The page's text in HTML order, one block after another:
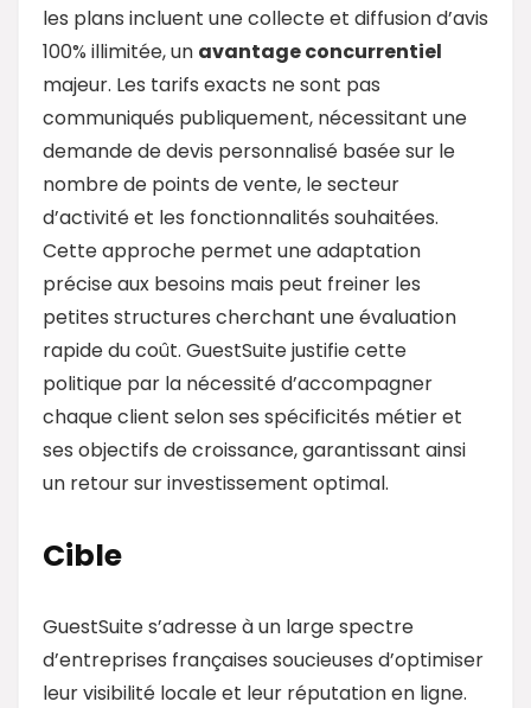
les plans incluent une collecte et diffusion d’avis
100% illimitée, un avantage concurrentiel
majeur. Les tarifs exacts ne sont pas
communiqués publiquement, nécessitant une
demande de devis personnalisé basée sur le
nombre de points de vente, le secteur
d’activité et les fonctionnalités souhaitées.
Cette approche permet une adaptation
précise aux besoins mais peut freiner les
petites structures cherchant une évaluation
rapide du coût. GuestSuite justifie cette
politique par la nécessité d’accompagner
chaque client selon ses spécificités métier et
ses objectifs de croissance, garantissant ainsi
un retour sur investissement optimal.
Cible
GuestSuite s’adresse à un large spectre
d’entreprises françaises soucieuses d’optimiser
leur visibilité locale et leur réputation en ligne.